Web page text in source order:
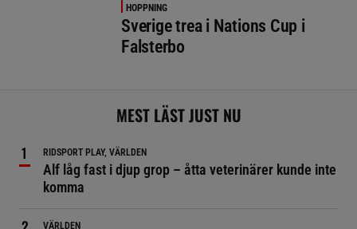
HOPPNING
Sverige trea i Nations Cup i
Falsterbo
MEST LÄST JUST NU
RIDSPORT PLAY, VÄRLDEN
Alf låg fast i djup grop – åtta veterinärer kunde inte
komma
VÄRLDEN